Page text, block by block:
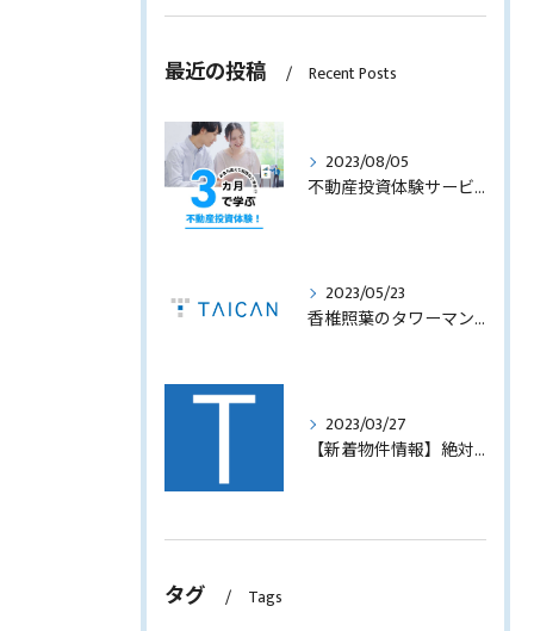
最近の投稿 Recent Posts
2023/08/05
不動産投資体験サービスのサービス内容を見直します！
2023/05/23
香椎照葉のタワーマンション！高利回りオーナーチェンジ販売します！
2023/03/27
【新着物件情報】絶対に手に入れたい福岡市西中洲の収益テナントビル
タグ Tags